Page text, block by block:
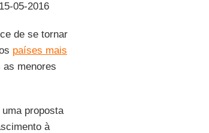
05-2016
de se tornar
países mais
as menores
proposta
à